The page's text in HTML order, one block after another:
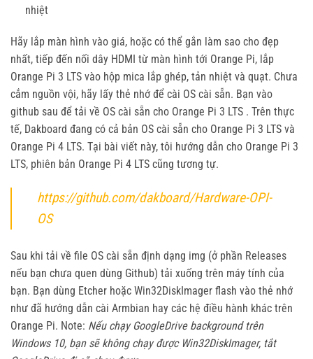
nhiệt
Hãy lắp màn hình vào giá, hoặc có thể gắn làm sao cho đẹp
nhất, tiếp đến nối dây HDMI từ màn hình tới Orange Pi, lắp
Orange Pi 3 LTS vào hộp mica lắp ghép, tản nhiệt và quạt. Chưa
cắm nguồn vội, hãy lấy thẻ nhớ để cài OS cài sẵn. Bạn vào
github sau để tải về OS cài sẵn cho Orange Pi 3 LTS . Trên thực
tế, Dakboard đang có cả bản OS cài sẵn cho Orange Pi 3 LTS và
Orange Pi 4 LTS. Tại bài viết này, tôi hướng dẫn cho Orange Pi 3
LTS, phiên bản Orange Pi 4 LTS cũng tương tự.
https://github.com/dakboard/Hardware-OPI-
OS
Sau khi tải về file OS cài sẵn định dạng img (ở phần Releases
nếu bạn chưa quen dùng Github) tải xuống trên máy tính của
bạn. Bạn dùng Etcher hoặc Win32DiskImager flash vào thẻ nhớ
như đã hướng dẫn cài Armbian hay các hệ điều hành khác trên
Orange Pi. Note: Nếu chạy GoogleDrive background trên
Windows 10, bạn sẽ không chạy được Win32DiskImager, tắt